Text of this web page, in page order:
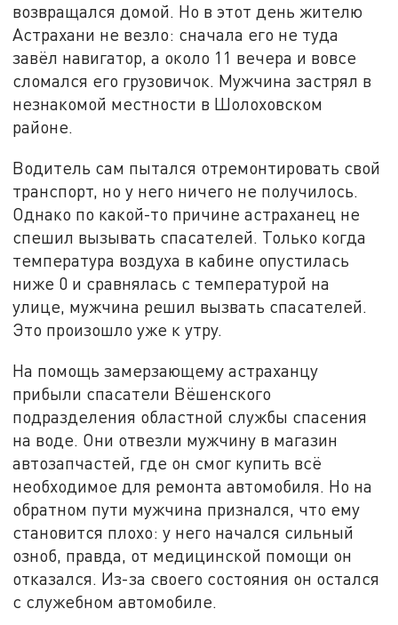
возвращался домой. Но в этот день жителю
Астрахани не везло: сначала его не туда
завёл навигатор, а около 11 вечера и вовсе
сломался его грузовичок. Мужчина застрял в
незнакомой местности в Шолоховском
районе.
Водитель сам пытался отремонтировать свой
транспорт, но у него ничего не получилось.
Однако по какой-то причине астраханец не
спешил вызывать спасателей. Только когда
температура воздуха в кабине опустилась
ниже 0 и сравнялась с температурой на
улице, мужчина решил вызвать спасателей.
Это произошло уже к утру.
На помощь замерзающему астраханцу
прибыли спасатели Вёшенского
подразделения областной службы спасения
на воде. Они отвезли мужчину в магазин
автозапчастей, где он смог купить всё
необходимое для ремонта автомобиля. Но на
обратном пути мужчина признался, что ему
становится плохо: у него начался сильный
озноб, правда, от медицинской помощи он
отказался. Из-за своего состояния он остался
с служебном автомобиле.